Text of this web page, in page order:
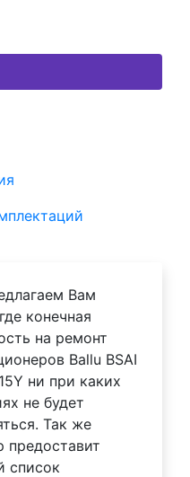
Вам
конечная
на ремонт
Ballu BSAI
ни при каких
не будет
Так же
предоставит
список